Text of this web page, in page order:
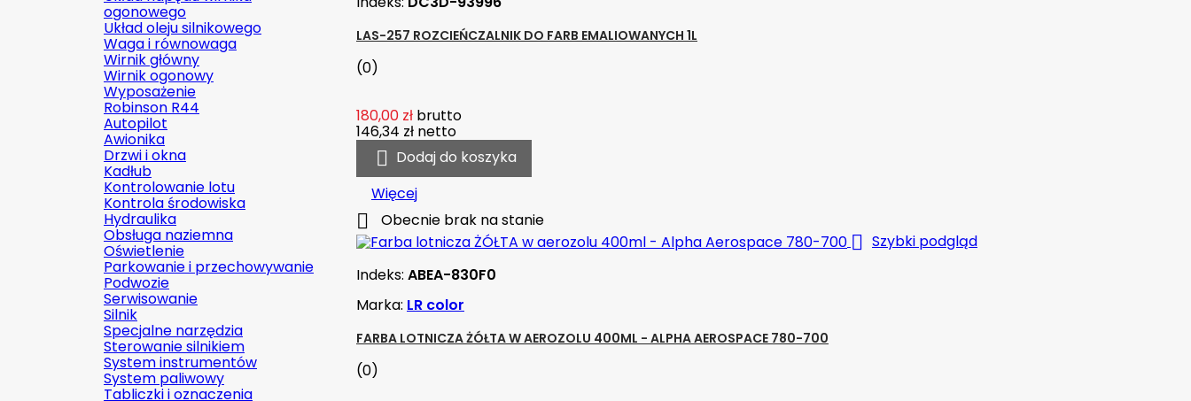
ogonowego
Układ oleju silnikowego
Waga i równowaga
Wirnik główny
Wirnik ogonowy
Wyposażenie
Robinson R44
Autopilot
Awionika
Drzwi i okna
Kadłub
Kontrolowanie lotu
Kontrola środowiska
Hydraulika
Obsługa naziemna
Oświetlenie
Parkowanie i przechowywanie
Podwozie
Serwisowanie
Silnik
Specjalne narzędzia
Sterowanie silnikiem
System instrumentów
System paliwowy
Tabliczki i oznaczenia
LAS-257 ROZCIEŃCZALNIK DO FARB EMALIOWANYCH 1L
(0)
180,00 zł brutto
146,34 zł netto
 Dodaj do koszyka
Więcej
 Obecnie brak na stanie
 Szybki podgląd
Indeks: ABEA-830F0
Marka: LR color
FARBA LOTNICZA ŻÓŁTA W AEROZOLU 400ML - ALPHA AEROSPACE 780-700
(0)